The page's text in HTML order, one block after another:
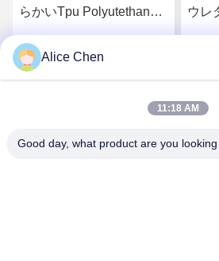
らかいTpu Polyutethane
の付着力のTpuのフィルム
ウレ
Alice Chen
11:18 AM
Good day, what product are you